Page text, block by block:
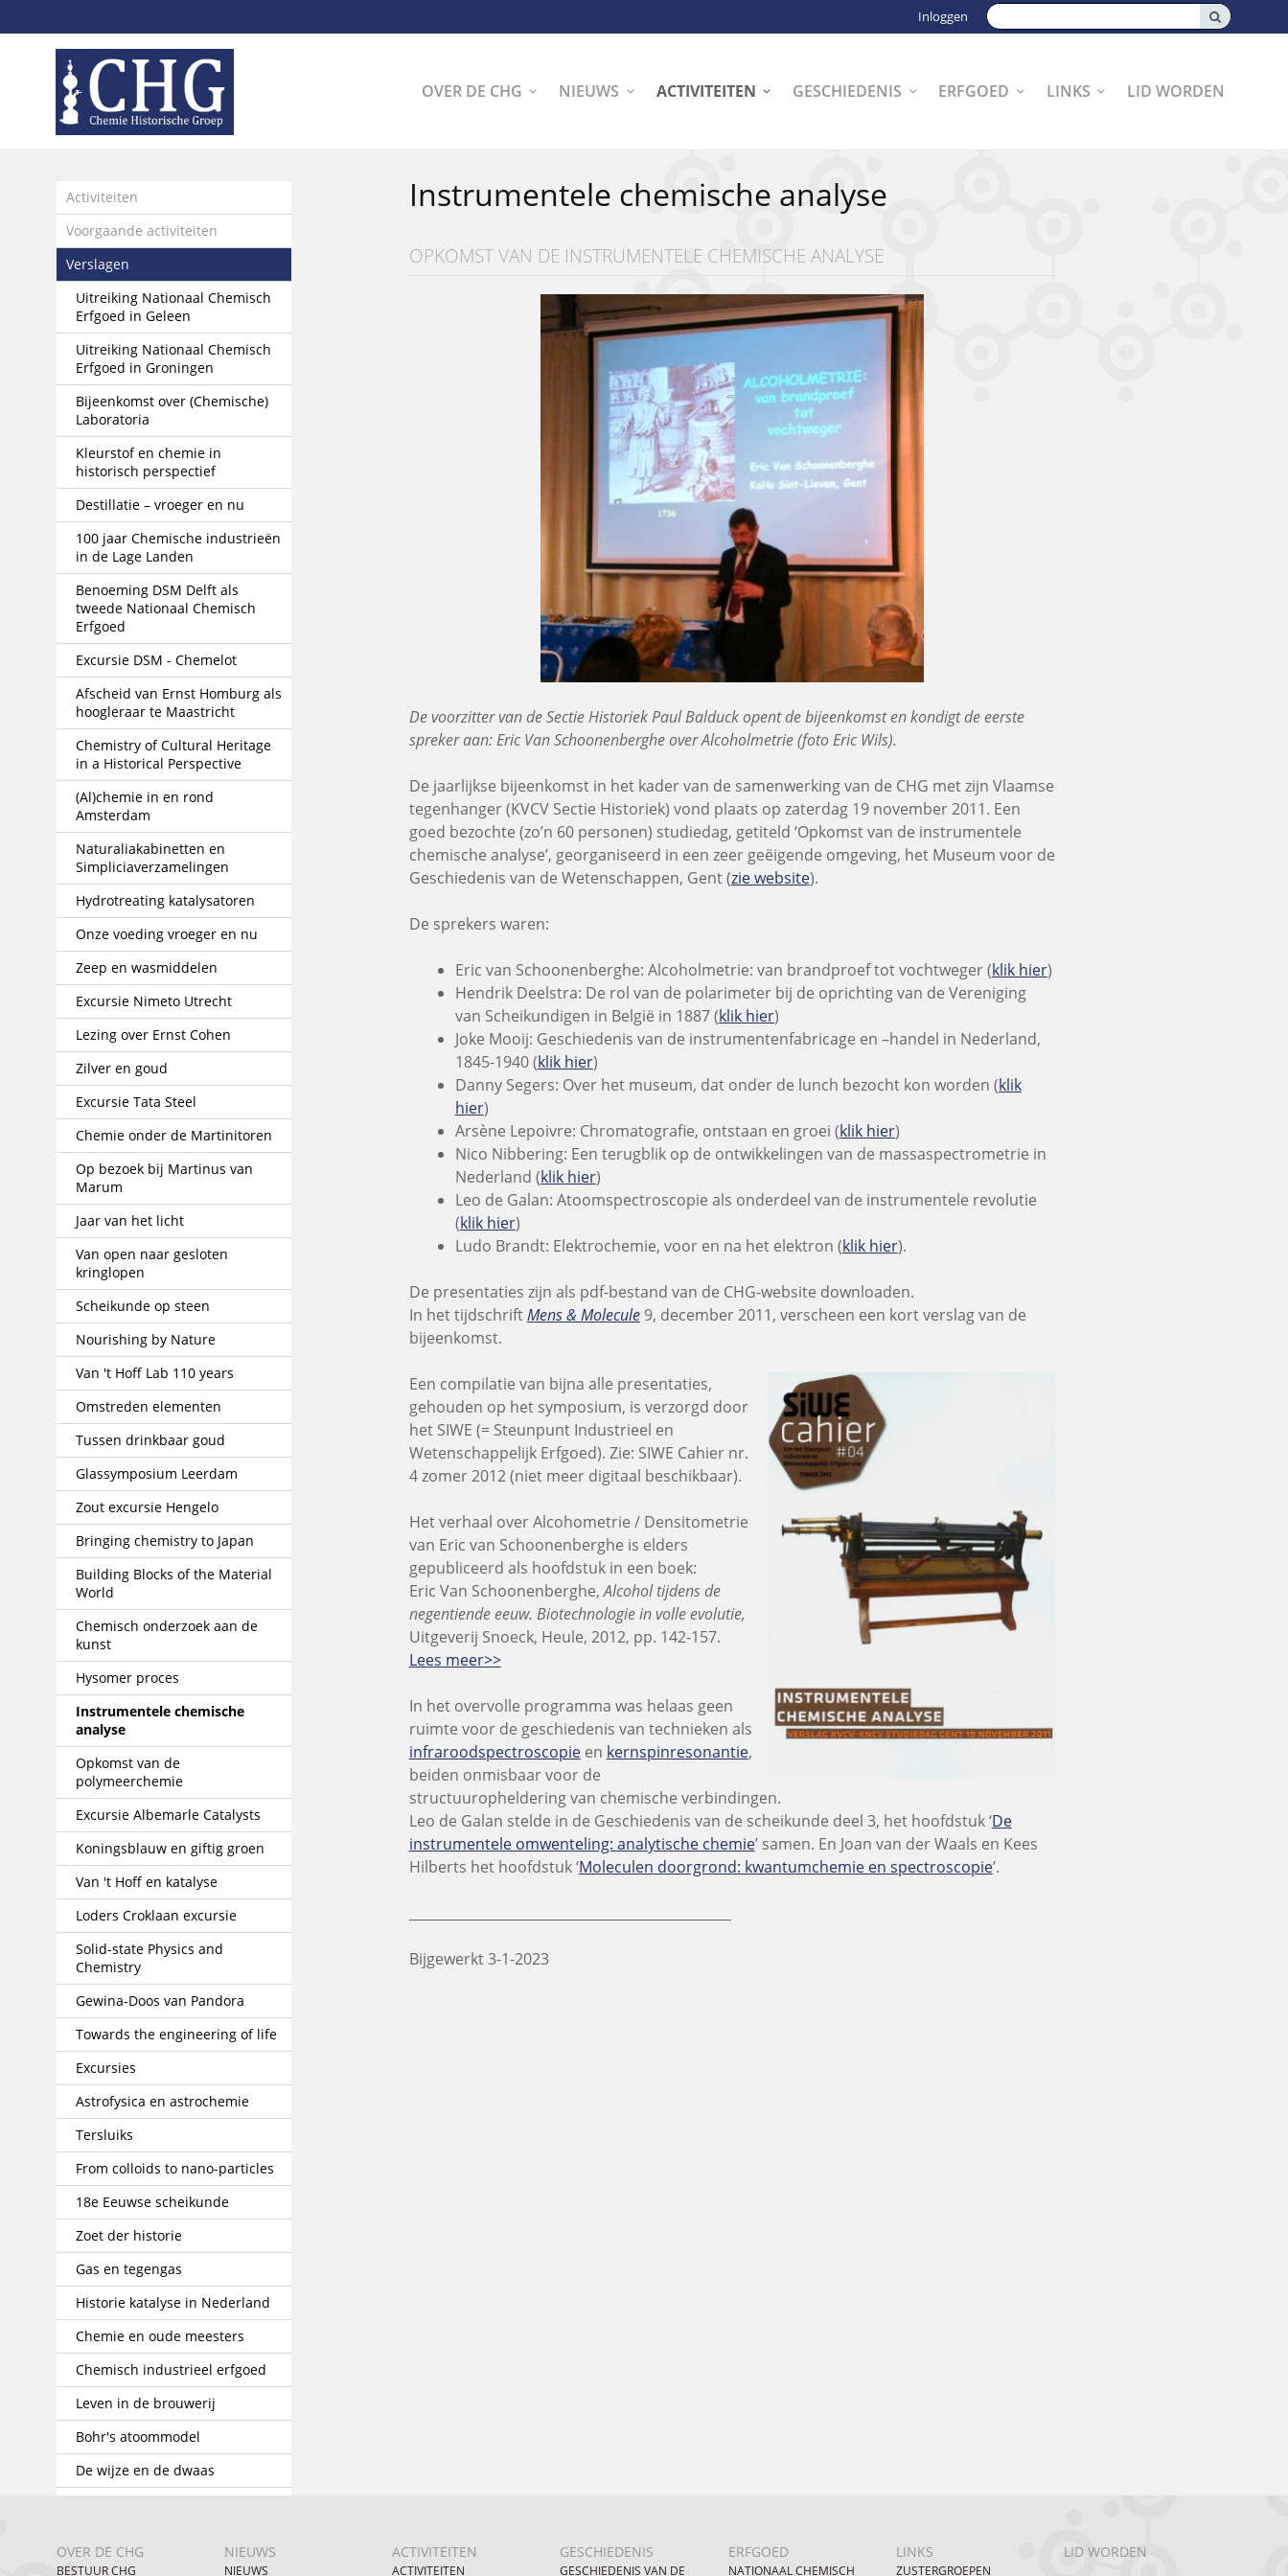
links
Spring
naar
de
inhoud
naar
het
menu
Zoeken:
Inloggen
OVER DE CHG NIEUWS ACTIVITEITEN GESCHIEDENIS ERFGOED LINKS LID WORDEN
Instrumentele chemische analyse
OPKOMST VAN DE INSTRUMENTELE CHEMISCHE ANALYSE
De voorzitter van de Sectie Historiek Paul Balduck opent de bijeenkomst en kondigt de eerste
spreker aan: Eric Van Schoonenberghe over Alcoholmetrie (foto Eric Wils).
De jaarlijkse bijeenkomst in het kader van de samenwerking van de CHG met zijn Vlaamse
tegenhanger (KVCV Sectie Historiek) vond plaats op zaterdag 19 november 2011. Een
goed bezochte (zo’n 60 personen) studiedag, getiteld ‘Opkomst van de instrumentele
chemische analyse’, georganiseerd in een zeer geëigende omgeving, het Museum voor de
Geschiedenis van de Wetenschappen, Gent (zie website).
De sprekers waren:
Eric van Schoonenberghe: Alcoholmetrie: van brandproef tot vochtweger (klik hier)
Hendrik Deelstra: De rol van de polarimeter bij de oprichting van de Vereniging
van Scheikundigen in België in 1887 (klik hier)
Joke Mooij: Geschiedenis van de instrumentenfabricage en –handel in Nederland,
1845-1940 (klik hier)
Danny Segers: Over het museum, dat onder de lunch bezocht kon worden (klik
hier)
Arsène Lepoivre: Chromatografie, ontstaan en groei (klik hier)
Nico Nibbering: Een terugblik op de ontwikkelingen van de massaspectrometrie in
Nederland (klik hier)
Leo de Galan: Atoomspectroscopie als onderdeel van de instrumentele revolutie
(klik hier)
Ludo Brandt: Elektrochemie, voor en na het elektron (klik hier).
De presentaties zijn als pdf-bestand van de CHG-website downloaden.
In het tijdschriftMens & Molecule9, december 2011, verscheen een kort verslag van de
bijeenkomst.
Een compilatie van bijna alle presentaties,
gehouden op het symposium, is verzorgd door
het SIWE (= Steunpunt Industrieel en
Wetenschappelijk Erfgoed). Zie: SIWE Cahier nr.
4 zomer 2012 (niet meer digitaal beschikbaar).
Het verhaal over Alcohometrie / Densitometrie
van Eric van Schoonenberghe is elders
gepubliceerd als hoofdstuk in een boek:
Eric Van Schoonenberghe,Alcohol tijdens de
negentiende eeuw. Biotechnologie in volle evolutie,
Uitgeverij Snoeck, Heule, 2012, pp. 142-157.
Lees meer>>
In het overvolle programma was helaas geen
ruimte voor de geschiedenis van technieken als
infraroodspectroscopieen kernspinresonantie,
beiden onmisbaar voor de
structuuropheldering van chemische verbindingen.
Leo de Galan stelde in de Geschiedenis van de scheikunde deel 3, het hoofdstuk ‘De
instrumentele omwenteling: analytische chemie’ samen. En Joan van der Waals en Kees
Hilberts het hoofdstuk ‘Moleculen doorgrond: kwantumchemie en spectroscopie’.
Bijgewerkt 3-1-2023
Activiteiten
Voorgaande activiteiten
Verslagen
Uitreiking Nationaal Chemisch
Erfgoed in Geleen
Uitreiking Nationaal Chemisch
Erfgoed in Groningen
Bijeenkomst over (Chemische)
Laboratoria
Kleurstof en chemie in
historisch perspectief
Destillatie – vroeger en nu
100 jaar Chemische industrieën
in de Lage Landen
Benoeming DSM Delft als
tweede Nationaal Chemisch
Erfgoed
Excursie DSM - Chemelot
Afscheid van Ernst Homburg als
hoogleraar te Maastricht
Chemistry of Cultural Heritage
in a Historical Perspective
(Al)chemie in en rond
Amsterdam
Naturaliakabinetten en
Simpliciaverzamelingen
Hydrotreating katalysatoren
Onze voeding vroeger en nu
Zeep en wasmiddelen
Excursie Nimeto Utrecht
Lezing over Ernst Cohen
Zilver en goud
Excursie Tata Steel
Chemie onder de Martinitoren
Op bezoek bij Martinus van
Marum
Jaar van het licht
Van open naar gesloten
kringlopen
Scheikunde op steen
Nourishing by Nature
Van 't Hoff Lab 110 years
Omstreden elementen
Tussen drinkbaar goud
Glassymposium Leerdam
Zout excursie Hengelo
Bringing chemistry to Japan
Building Blocks of the Material
World
Chemisch onderzoek aan de
kunst
Hysomer proces
Instrumentele chemische
analyse
Opkomst van de
polymeerchemie
Excursie Albemarle Catalysts
Koningsblauw en giftig groen
Van 't Hoff en katalyse
Loders Croklaan excursie
Solid-state Physics and
Chemistry
Gewina-Doos van Pandora
Towards the engineering of life
Excursies
Astrofysica en astrochemie
Tersluiks
From colloids to nano-particles
18e Eeuwse scheikunde
Zoet der historie
Gas en tegengas
Historie katalyse in Nederland
Chemie en oude meesters
Chemisch industrieel erfgoed
Leven in de brouwerij
Bohr's atoommodel
De wijze en de dwaas
OVER DE CHG
BESTUUR CHG
NIEUWS
NIEUWS
ACTIVITEITEN
ACTIVITEITEN
GESCHIEDENIS
GESCHIEDENIS VAN DE
ERFGOED
NATIONAAL CHEMISCH
LINKS
ZUSTERGROEPEN
LID WORDEN